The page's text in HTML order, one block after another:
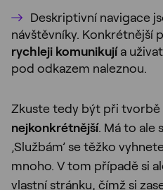
Deskriptivní navigace
návštěvníky. Konkrétnější
rychleji komunikujía
pod odkazem naleznou.
Zkuste tedy být při tvorbě
nejkonkrétnější. Má to ale
‚Službám’ se těžko
mnoho. V tom případě si
vlastní stránku, čímž si